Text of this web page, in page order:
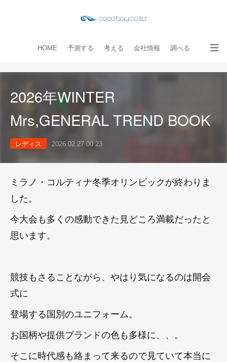
HOME 予測する 考える 会社情報 調べる
2026年WINTER
Mrs,GENERAL TREND BOOK
レディス 2026.02.27 00:23
ミラノ・コルティナ冬季オリンピックが終わりま
した。
今大会も多くの感動できた見どころ満載だったと
思います。
競技もさることながら、やはり気になるのは開会
式に
登場する国別のユニフォーム。
お国柄や提供ブランドの色も多様に、、。
そこに時代感も絡まって来るので見ていて本当に